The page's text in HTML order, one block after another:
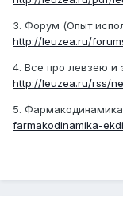
3. Форум (Опыт
http://leuzea.ru/
4. Все про левзею и
http://leuzea.ru/rss/
5.
farmakodinamika-